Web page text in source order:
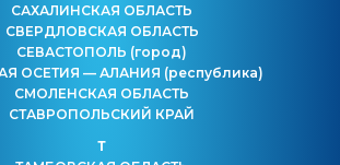
САХАЛИНСКАЯ ОБЛАСТЬ
СВЕРДЛОВСКАЯ ОБЛАСТЬ
СЕВАСТОПОЛЬ (город)
ОСЕТИЯ — АЛАНИЯ (республика)
СМОЛЕНСКАЯ ОБЛАСТЬ
СТАВРОПОЛЬСКИЙ КРАЙ
Т